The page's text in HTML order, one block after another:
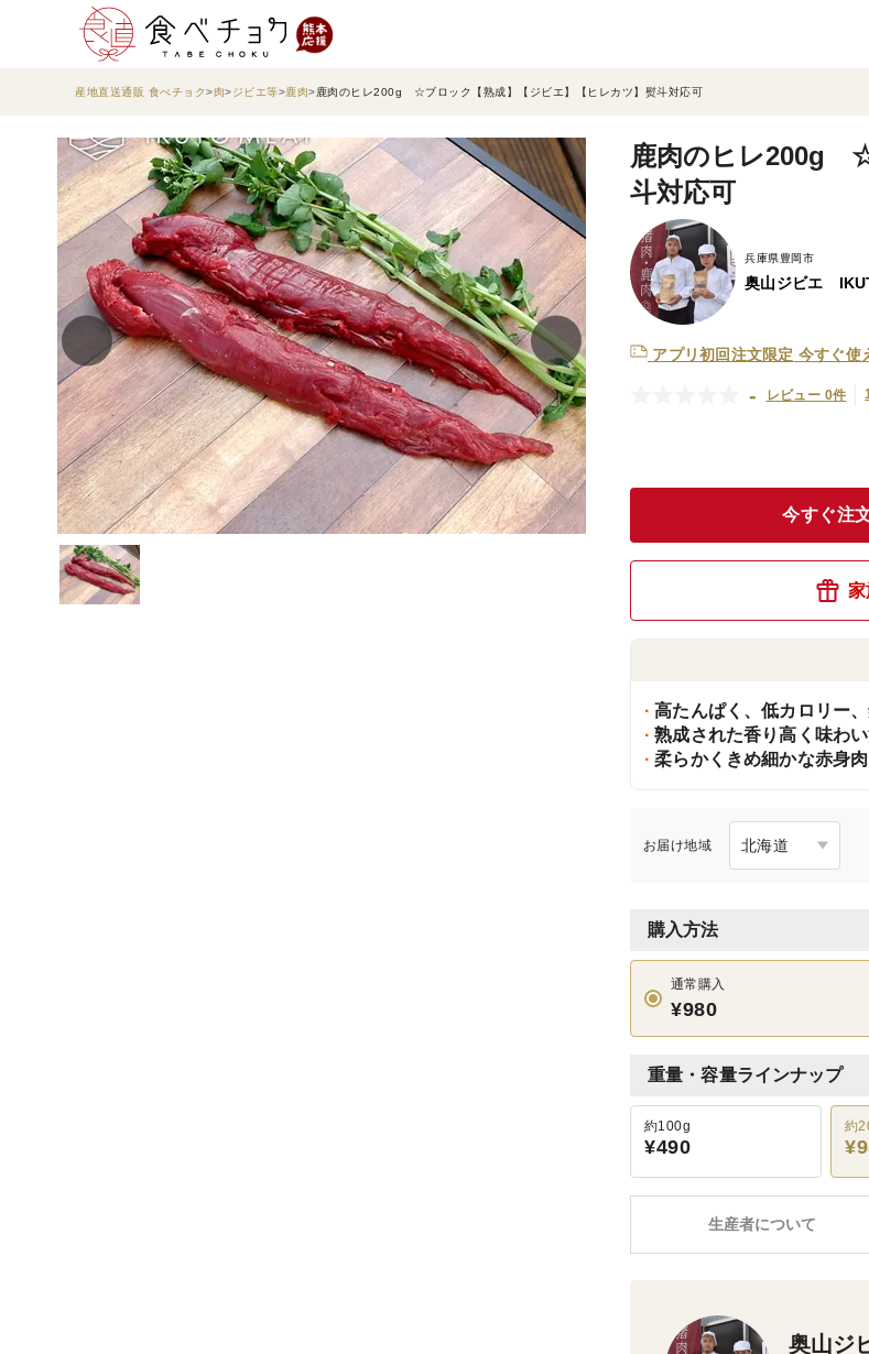
産地直送通販 食べチョク 肉 ジビエ等 鹿肉 鹿肉のヒレ200g ☆ブロック【熟成】【ジビエ】【ヒレカツ】熨斗対応可
鹿肉のヒレ200g ☆
斗対応可
兵庫県豊岡市
奥山ジビエ
アプリ初回注文限定 今すぐ使
- レビュー 0件
今すぐ注
高たんぱく、低カロリー
熟成された香り高く味わ
柔らかくきめ細かな赤身肉
お届け地域
購入方法
通常購入
¥980
重量・容量ラインナップ
約100g
¥490
約
生産者について
奥山ジ